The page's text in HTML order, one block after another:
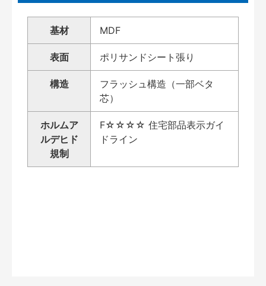
基材 MDF
表面 ポリサンドシート張り
構造
フラッシュ構造（一部ベタ
芯）
ホルムア
ルデヒド
規制
F☆☆☆☆ 住宅部品表示ガイ
ドライン